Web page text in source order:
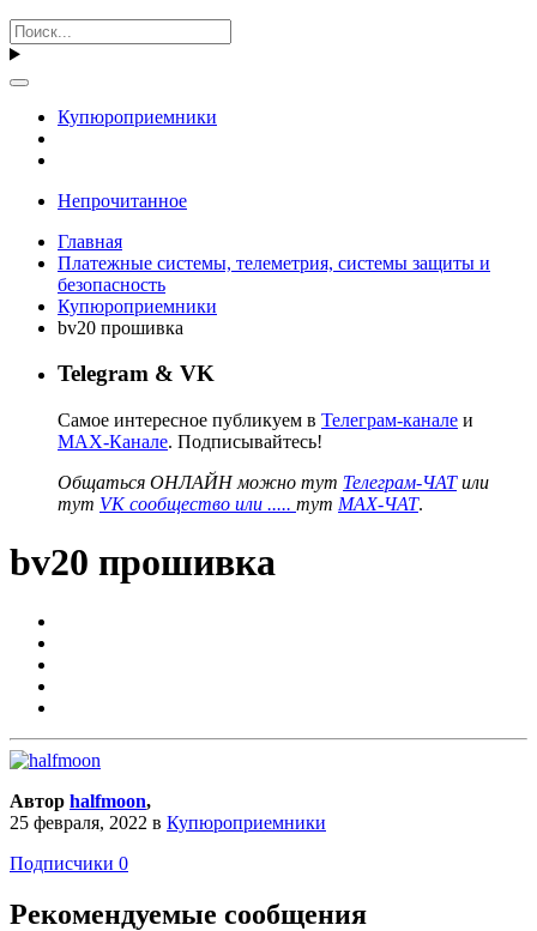
Купюроприемники
Непрочитанное
Главная
Платежные системы, телеметрия, системы защиты и
безопасность
Купюроприемники
bv20 прошивка
Telegram & VK
Самое интересное публикуем в Телеграм-канале и
MAX-Канале. Подписывайтесь!
Общаться ОНЛАЙН можно тут Телеграм-ЧАТили
тут VK сообщество или ..... тут MAX-ЧАТ.
bv20 прошивка
Автор halfmoon,
25 февраля, 2022 в Купюроприемники
Подписчики 0
Рекомендуемые сообщения